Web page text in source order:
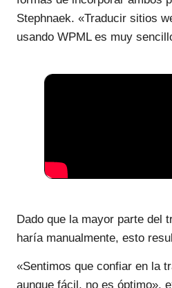
Stephnaek. «Traducir sitios
usando WPML es muy
Dado que la mayor parte del
haría manualmente, esto
«Sentimos que confiar en la
aunque fácil, no es óptimo»,